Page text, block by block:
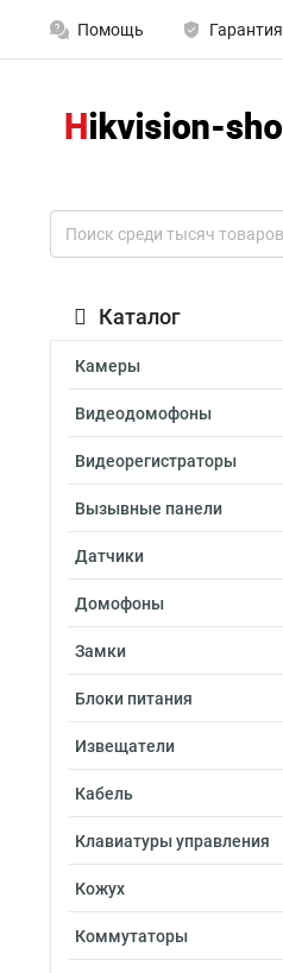
Помощь Гарантия
Каталог
Камеры
Видеодомофоны
Видеорегистраторы
Вызывные панели
Датчики
Домофоны
Замки
Блоки питания
Извещатели
Кабель
Клавиатуры управления
Кожух
Коммутаторы